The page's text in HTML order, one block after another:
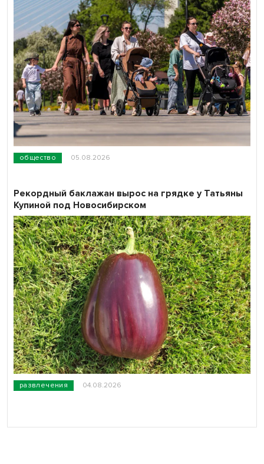
общество 05.08.2026
развлечения 04.08.2026
Рекордный баклажан вырос на грядке у Татьяны
Купиной под Новосибирском